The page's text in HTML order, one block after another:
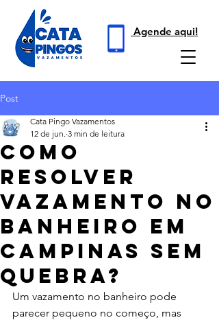
Agende aqui!
Post
Como
Resolver
Vazamento No
Banheiro Em
Campinas Sem
Quebra?
Cata Pingo Vazamentos
12 de jun. 3 min de leitura
Um vazamento no banheiro pode
parecer pequeno no começo, mas